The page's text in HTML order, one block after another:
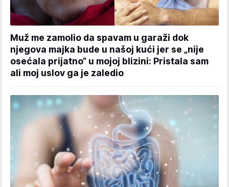
Muž me zamolio da spavam u garaži dok
njegova majka bude u našoj kući jer se „nije
osećala prijatno“ u mojoj blizini: Pristala sam
ali moj uslov ga je zaledio